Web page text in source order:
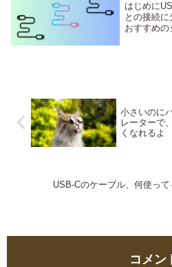
はじめに
との接続
おすすめ
小さいのに
レーターで
くなれるよ
USB-Cのケーブル、何使って
コメン